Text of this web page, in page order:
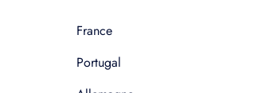
France
Portugal